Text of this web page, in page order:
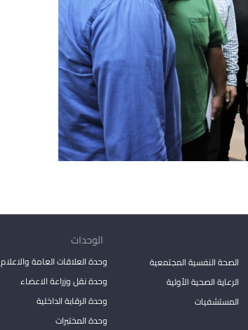
الصحة النفسية المجتمعية
الرعاية الصحية الأولية
المستشفيات
الوحدات
وحدة العلاقات العامة والاعلام
وحدة نقل وزراعة الاعضاء
وحدة الرقابة الداخلية
وحدة المختبرات